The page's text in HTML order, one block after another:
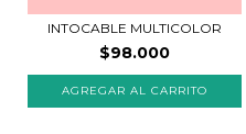
INTOCABLE MULTICOLOR
$98.000
AGREGAR AL CARRITO